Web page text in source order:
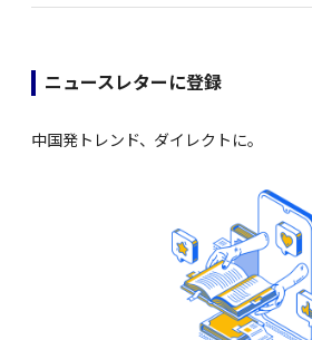
ニュースレターに登録
中国発トレンド、ダイレクトに。